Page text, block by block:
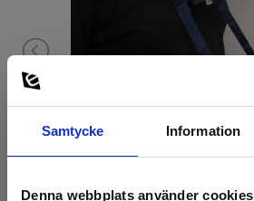
Samtycke Information
Denna webbplats använder cookies